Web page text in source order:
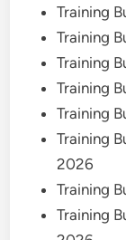
Training
Training
Training
Training
Training
Training
2026
Training
Training